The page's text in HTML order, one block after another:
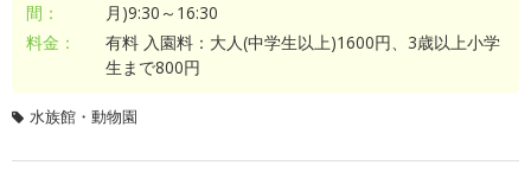
間：
月)9:30～16:30
料金：
有料 入園料：大人(中学生以上)1600円、3歳以上小学
生まで800円
水族館・動物園